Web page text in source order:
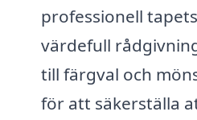
professionell
värdefull
till färgval och
för att säkerställa